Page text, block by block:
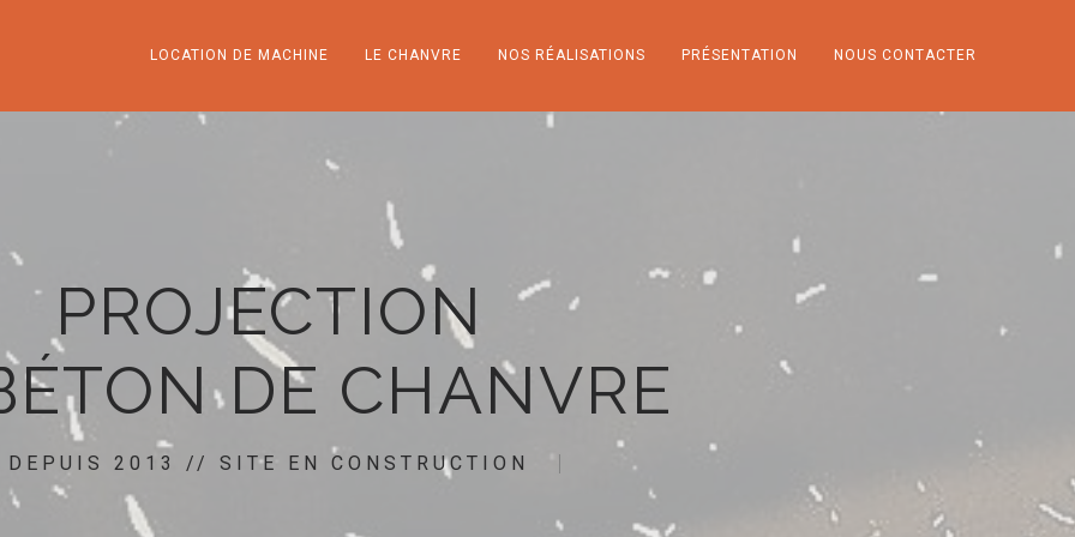
LOCATION DE MACHINE LE CHANVRE NOS RÉALISATIONS PRÉSENTATION NOUS CONTACTER
PROJECTION
DE CHANVRE
DEPUIS 2013 // SITE EN CONSTRUCTION